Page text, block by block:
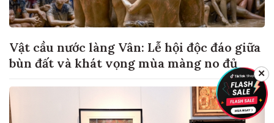
Vật cầu nước làng Vân: Lễ hội độc đáo giữa
bùn đất và khát vọng mùa màng no đủ
✕